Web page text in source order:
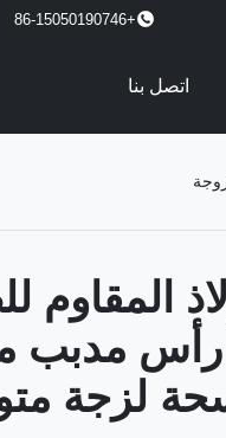
+86-15050190746
اتصل بنا
، رأس
لزجة